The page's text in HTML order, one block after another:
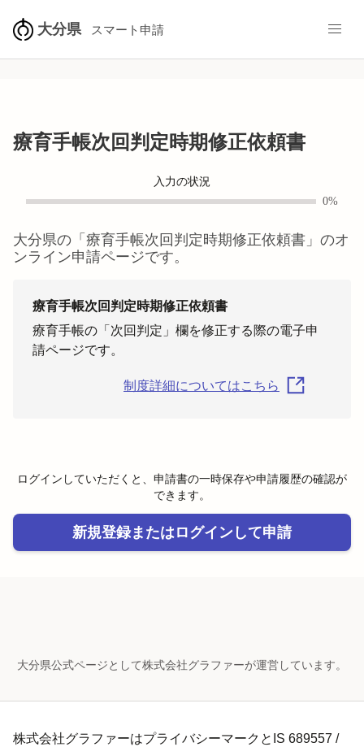
大分県 スマート申請
療育手帳次回判定時期修正依頼書
入力の状況
0%
大分県の「 療育手帳次回判定時期修正依頼書 」のオ
ンライン申請ページです。
療育手帳次回判定時期修正依頼書
療育手帳の「次回判定」欄を修正する際の電子申
請ページです。
制度詳細についてはこちら
ログインしていただくと、申請書の一時保存や申請履歴の確認が
できます。
新規登録またはログインして申請
大分県公式ページとして株式会社グラファーが運営しています。
株式会社グラファーはプライバシーマークとIS 689557 /